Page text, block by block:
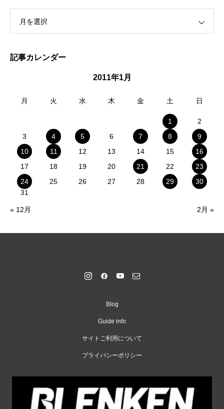
月を選択
記事カレンダー
2011年1月
月 火 水 木 金 土 日
1
2
3
4 5 6 7 8
9
10
11 12 13 14 15
16
17
18 19 20 21 22
23
24
25 26 27 28 29
30
31
« 12月 2月 »
Blog
Guide info
サイトご利用について
プライバシーポリシー